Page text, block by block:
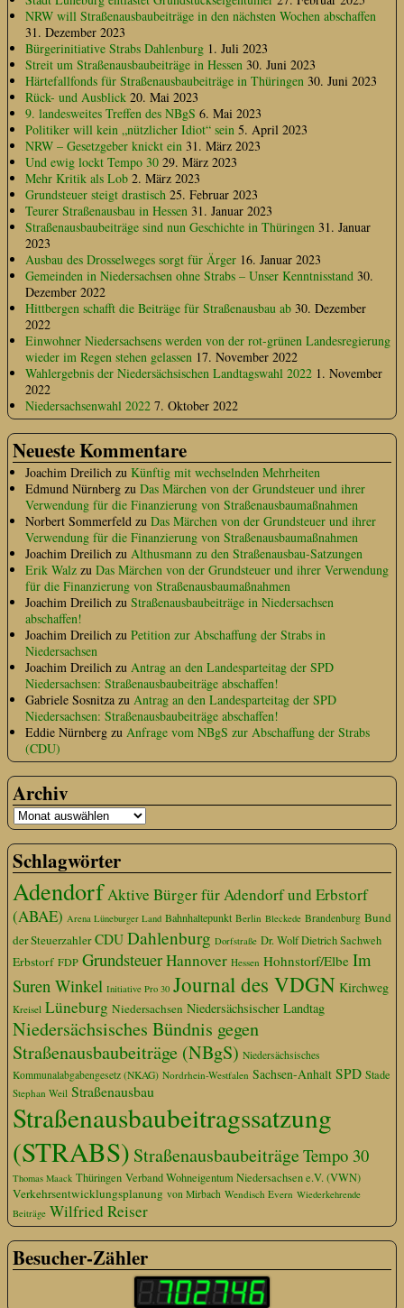
NRW will Straßenausbaubeiträge in den nächsten Wochen abschaffen
31. Dezember 2023
Bürgerinitiative Strabs Dahlenburg 1. Juli 2023
Streit um Straßenausbaubeiträge in Hessen 30. Juni 2023
Härtefallfonds für Straßenausbaubeiträge in Thüringen 30. Juni 2023
Rück- und Ausblick 20. Mai 2023
9. landesweites Treffen des NBgS 6. Mai 2023
Politiker will kein „nützlicher Idiot“ sein 5. April 2023
NRW – Gesetzgeber knickt ein 31. März 2023
Und ewig lockt Tempo 30 29. März 2023
Mehr Kritik als Lob 2. März 2023
Grundsteuer steigt drastisch 25. Februar 2023
Teurer Straßenausbau in Hessen 31. Januar 2023
Straßenausbaubeiträge sind nun Geschichte in Thüringen 31. Januar
2023
Ausbau des Drosselweges sorgt für Ärger 16. Januar 2023
Gemeinden in Niedersachsen ohne Strabs – Unser Kenntnisstand 30.
Dezember 2022
Hittbergen schafft die Beiträge für Straßenausbau ab 30. Dezember
2022
Einwohner Niedersachsens werden von der rot-grünen Landesregierung
wieder im Regen stehen gelassen 17. November 2022
Wahlergebnis der Niedersächsischen Landtagswahl 2022 1. November
2022
Niedersachsenwahl 2022 7. Oktober 2022
Neueste Kommentare
Joachim Dreilich zu Künftig mit wechselnden Mehrheiten
Edmund Nürnberg zu Das Märchen von der Grundsteuer und ihrer
Verwendung für die Finanzierung von Straßenausbaumaßnahmen
Norbert Sommerfeld zu Das Märchen von der Grundsteuer und ihrer
Verwendung für die Finanzierung von Straßenausbaumaßnahmen
Joachim Dreilich zu Althusmann zu den Straßenausbau-Satzungen
Erik Walz zu Das Märchen von der Grundsteuer und ihrer Verwendung
für die Finanzierung von Straßenausbaumaßnahmen
Joachim Dreilich zu Straßenausbaubeiträge in Niedersachsen
abschaffen!
Joachim Dreilich zu Petition zur Abschaffung der Strabs in
Niedersachsen
Joachim Dreilich zu Antrag an den Landesparteitag der SPD
Niedersachsen: Straßenausbaubeiträge abschaffen!
Gabriele Sosnitza zu Antrag an den Landesparteitag der SPD
Niedersachsen: Straßenausbaubeiträge abschaffen!
Eddie Nürnberg zu Anfrage vom NBgS zur Abschaffung der Strabs
(CDU)
Archiv
Schlagwörter
Adendorf Aktive Bürger für Adendorf und Erbstorf
(ABAE) Arena Lüneburger Land Bahnhaltepunkt Berlin Bleckede Brandenburg Bund
der Steuerzahler CDU Dahlenburg Dorfstraße Dr. Wolf Dietrich Sachweh
Erbstorf FDP GrundsteuerHannover Hessen Hohnstorf/Elbe Im
Suren Winkel Initiative Pro 30 Journal des VDGN Kirchweg
Kreisel Lüneburg Niedersachsen Niedersächsischer Landtag
Niedersächsisches Bündnis gegen
Straßenausbaubeiträge (NBgS) Niedersächsisches
Kommunalabgabengesetz (NKAG) Nordrhein-Westfalen Sachsen-Anhalt SPD Stade
Stephan Weil Straßenausbau
Straßenausbaubeitragssatzung
(STRABS) StraßenausbaubeiträgeTempo 30
Thomas Maack Thüringen Verband Wohneigentum Niedersachsen e.V. (VWN)
Verkehrsentwicklungsplanung von Mirbach Wendisch Evern Wiederkehrende
Beiträge Wilfried Reiser
Besucher-Zähler